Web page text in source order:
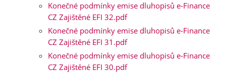
Konečné podmínky emise dluhopisů e-Finance
CZ Zajištěné EFI 32.pdf
Konečné podmínky emise dluhopisů e-Finance
CZ Zajištěné EFI 31.pdf
Konečné podmínky emise dluhopisů e-Finance
CZ Zajištěné EFI 30.pdf